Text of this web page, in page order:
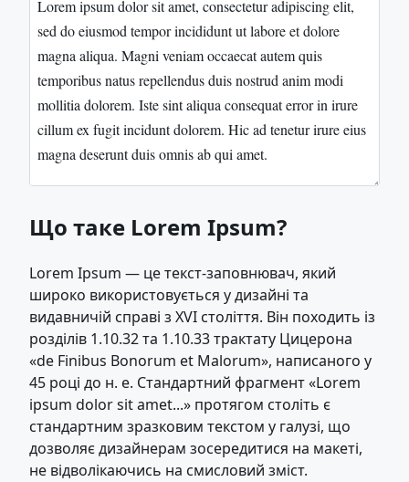
Що таке Lorem Ipsum?
Lorem Ipsum — це текст-заповнювач, який
широко використовується у дизайні та
видавничій справі з XVI століття. Він походить із
розділів 1.10.32 та 1.10.33 трактату Цицерона
«de Finibus Bonorum et Malorum», написаного у
45 році до н. е. Стандартний фрагмент «Lorem
ipsum dolor sit amet...» протягом століть є
стандартним зразковим текстом у галузі, що
дозволяє дизайнерам зосередитися на макеті,
не відволікаючись на смисловий зміст.